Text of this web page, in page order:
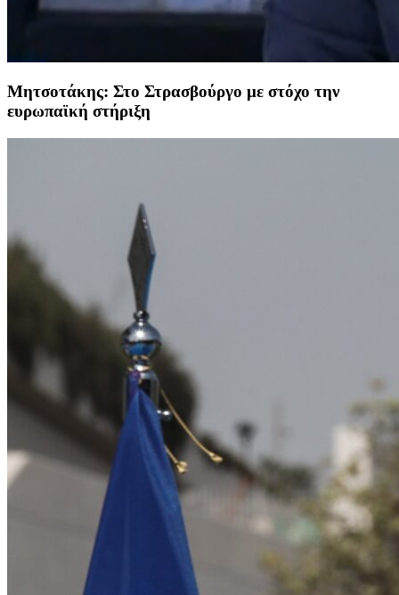
Μητσοτάκης: Στο Στρασβούργο με στόχο την
ευρωπαϊκή στήριξη